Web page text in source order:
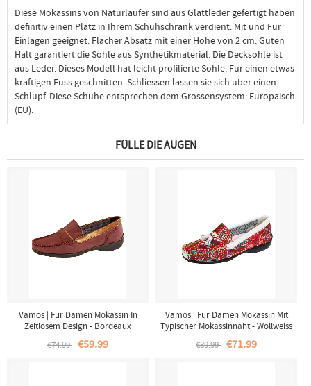
Diese Mokassins von Naturlaufer sind aus Glattleder gefertigt haben
definitiv einen Platz in Ihrem Schuhschrank verdient. Mit und Fur
Einlagen geeignet. Flacher Absatz mit einer Hohe von 2 cm. Guten
Halt garantiert die Sohle aus Synthetikmaterial. Die Decksohle ist
aus Leder. Dieses Modell hat leicht profilierte Sohle. Fur einen etwas
kraftigen Fuss geschnitten. Schliessen lassen sie sich uber einen
Schlupf. Diese Schuhe entsprechen dem Grossensystem: Europaisch
(EU).
FÜLLE DIE AUGEN
Vamos | Fur Damen Mokassin In
Zeitlosem Design - Bordeaux
€74.99 €59.99
Vamos | Fur Damen Mokassin Mit
Typischer Mokassinnaht - Wollweiss
€89.99 €71.99